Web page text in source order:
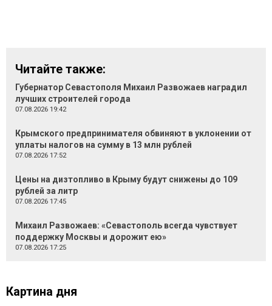
Читайте также:
Губернатор Севастополя Михаил Развожаев наградил
лучших строителей города
07.08.2026 19:42
Крымского предпринимателя обвиняют в уклонении от
уплаты налогов на сумму в 13 млн рублей
07.08.2026 17:52
Цены на дизтопливо в Крыму будут снижены до 109
рублей за литр
07.08.2026 17:45
Михаил Развожаев: «Севастополь всегда чувствует
поддержку Москвы и дорожит ею»
07.08.2026 17:25
Картина дня